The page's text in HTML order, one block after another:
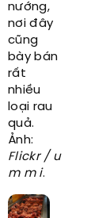
nướng,
nơi đây
cũng
bày bán
rất
nhiều
loại rau
quả.
Ảnh:
Flickr / u
m m i.